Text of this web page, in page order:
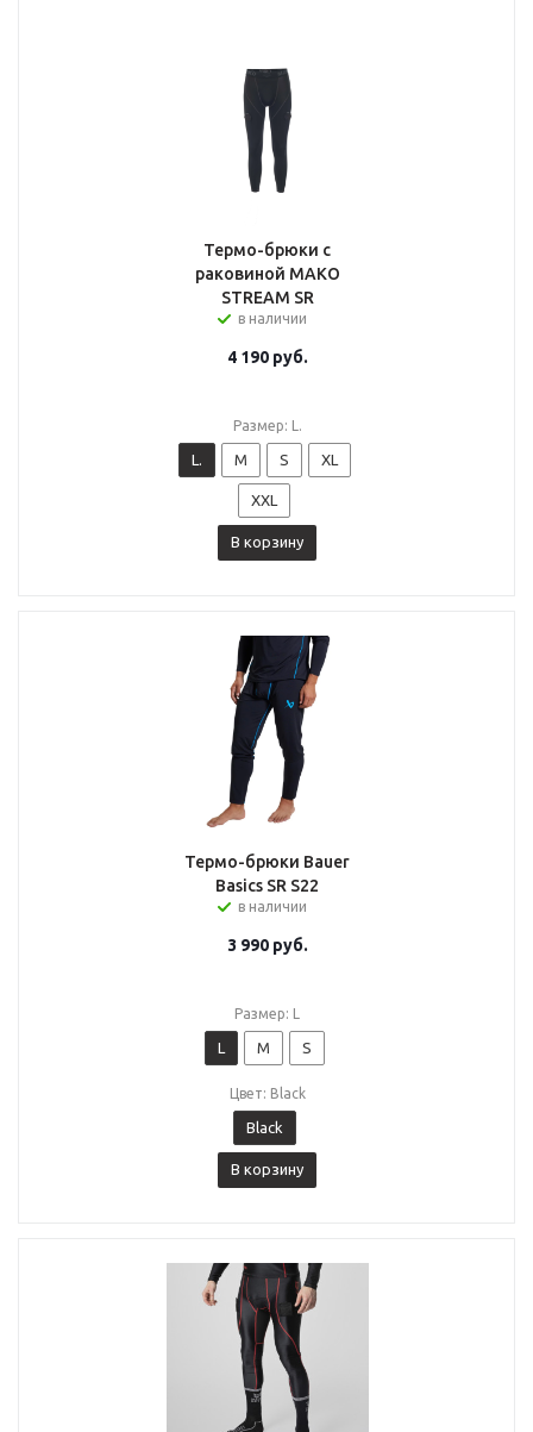
Термо-брюки с
раковиной MAKO
STREAM SR
в наличии
4 190руб.
Размер: L.
L. M S XL
XXL
В корзину
Термо-брюки Bauer
Basics SR S22
в наличии
3 990руб.
Размер: L
L M S
Цвет: Black
Black
В корзину